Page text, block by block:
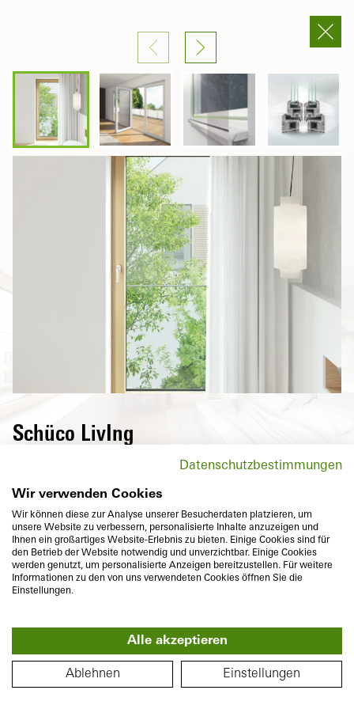
GRUNDRISS
Schüco LivIng
Hochwärmedämmende Fenster der Schüco
Energiekosten, sondern überzeugen auch
mit maximalem Komfort und vielfältigen
Designvarianten.
82mm
Wärmedämmung
Uf bis 0,96W/(m²K)
Datenschutzbestimmungen
Wir verwenden Cookies
Wir können diese zur Analyse unserer Besucherdaten platzieren, um
unsere Website zu verbessern, personalisierte Inhalte anzuzeigen und
Ihnen ein großartiges Website-Erlebnis zu bieten. Einige Cookies sind für
den Betrieb der Website notwendig und unverzichtbar. Einige Cookies
werden genutzt, um personalisierte Anzeigen bereitzustellen. Für weitere
Informationen zu den von uns verwendeten Cookies öffnen Sie die
Einstellungen.
Alle akzeptieren
Ablehnen Einstellungen